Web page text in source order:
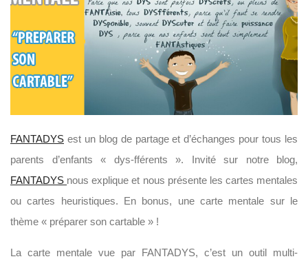
FANTADYS est un blog de partage et d’échanges pour tous les
parents d’enfants « dys-fférents ». Invité sur notre blog,
FANTADYS nous explique et nous présente les cartes mentales
ou cartes heuristiques. En bonus, une carte mentale sur le
thème « préparer son cartable » !
La carte mentale vue par FANTADYS, c’est un outil multi-